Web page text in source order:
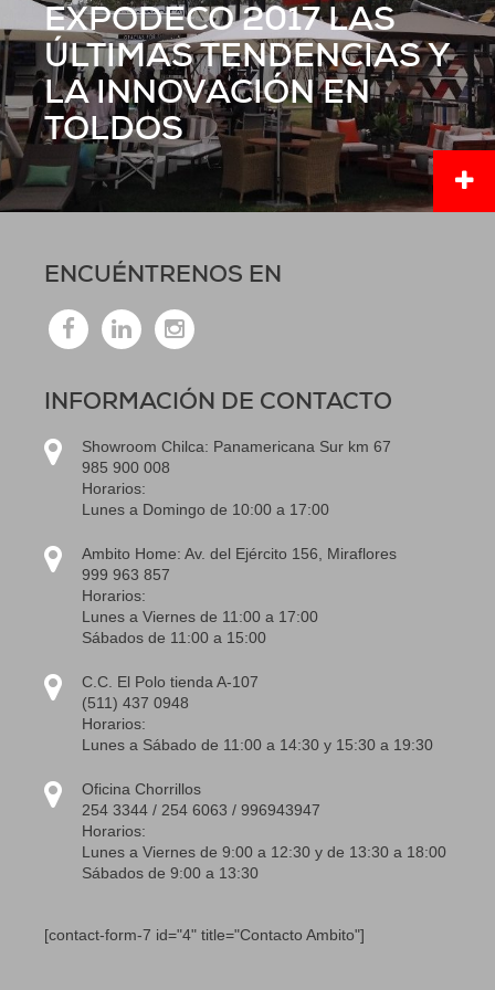
EXPODECO 2017 LAS
ÚLTIMAS TENDENCIAS Y
LA INNOVACIÓN EN
TOLDOS
ENCUÉNTRENOS EN
INFORMACIÓN DE CONTACTO
Showroom Chilca: Panamericana Sur km 67
985 900 008
Horarios:
Lunes a Domingo de 10:00 a 17:00
Ambito Home: Av. del Ejército 156, Miraflores
999 963 857
Horarios:
Lunes a Viernes de 11:00 a 17:00
Sábados de 11:00 a 15:00
C.C. El Polo tienda A-107
(511) 437 0948
Horarios:
Lunes a Sábado de 11:00 a 14:30 y 15:30 a 19:30
Oficina Chorrillos
254 3344 / 254 6063 / 996943947
Horarios:
Lunes a Viernes de 9:00 a 12:30 y de 13:30 a 18:00
Sábados de 9:00 a 13:30
[contact-form-7 id="4" title="Contacto Ambito"]